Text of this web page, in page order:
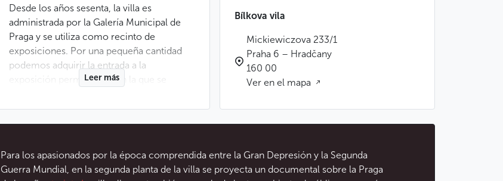
Desde los años sesenta, la villa es
administrada por la Galería Municipal de
Praga y se utiliza como recinto de
exposiciones. Por una pequeña cantidad
podemos adquirir la entrada a la
exposición permanente, en la que se
el taller de Bílek y algunas obras de su gran
periodo creador, así como exposiciones
Bílek concibió y mandó construir su villa
Leer más
Bílkova vila
Mickiewiczova 233/1
Praha 6 – Hradčany
160 00
Ver en el mapa
Para los apasionados por la época comprendida entre la Gran Depresión y la Segunda
Guerra Mundial, en la segunda planta de la villa se proyecta un documental sobre la Praga